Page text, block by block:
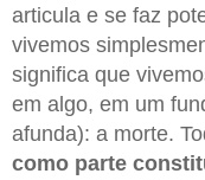
articula e se faz
vivemos
significa que
em algo, em um
afunda): a morte.
como parte